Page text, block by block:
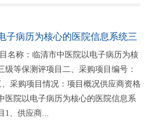
子病历为核心的医院信息系统三
争性磋商公告
名称：临清市中医院以电子病历为核
级等保测评项目二、采购项目编号：
、采购项目情况：项目概况供应商资格
医院以电子病历为核心的医院信息系
1、供应商...